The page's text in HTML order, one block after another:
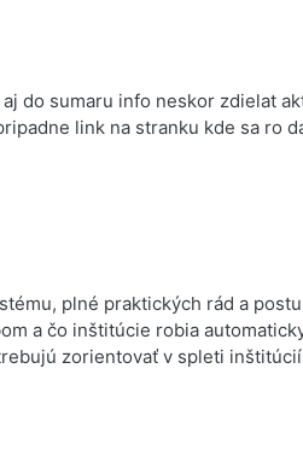
do sumaru info neskor zdielat
link na stranku kde sa ro
plné praktických rád a
a čo inštitúcie robia
zorientovať v spleti